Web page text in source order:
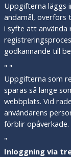
Uppgifterna läggs
ändamål, överförs
i syfte att använda
godkännande till
" "
Uppgifterna som
sparas så länge
webbplats. Vid
användarens
förblir opåverkade.
"
Inloggning via